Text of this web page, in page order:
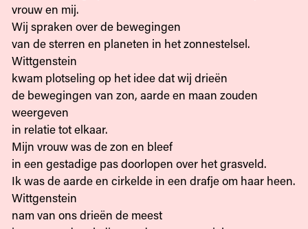
vrouw en mij.
Wij spraken over de bewegingen
van de sterren en planeten in het zonnestelsel.
Wittgenstein
kwam plotseling op het idee dat wij drieën
de bewegingen van zon, aarde en maan zouden
weergeven
in relatie tot elkaar.
Mijn vrouw was de zon en bleef
in een gestadige pas doorlopen over het grasveld.
Ik was de aarde en cirkelde in een drafje om haar heen.
Wittgenstein
nam van ons drieën de meest